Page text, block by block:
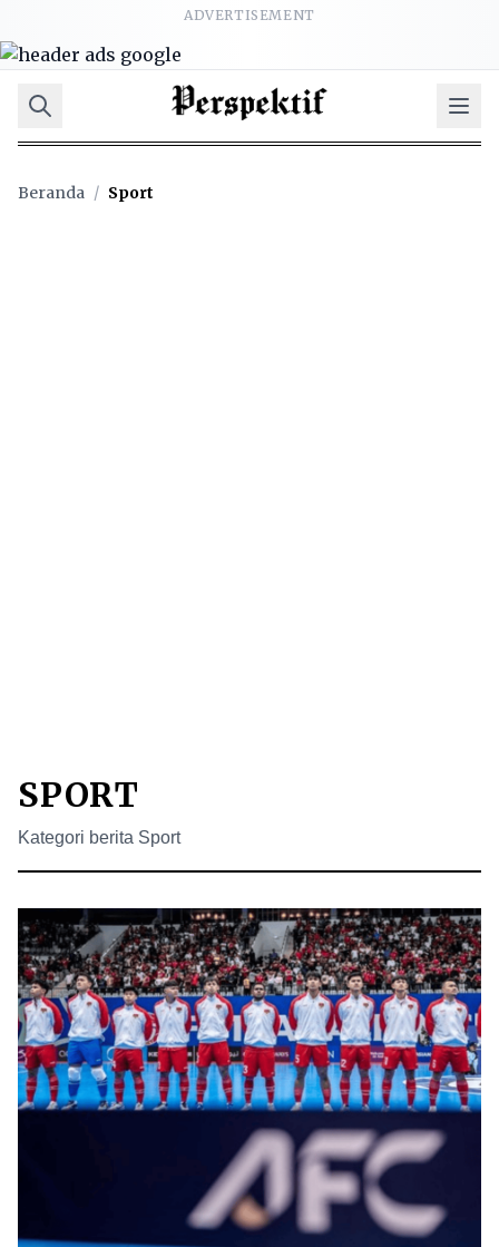
ADVERTISEMENT
Beranda / Sport
SPORT
Kategori berita Sport